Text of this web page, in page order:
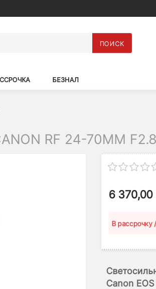
ПОИСК
БЕЗНАЛ
RF 24-70MM
6 370,00
B рассрочку
Canon